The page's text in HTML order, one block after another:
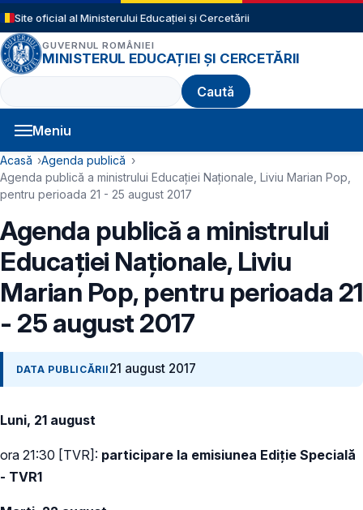
Sari la conținutul principal
Site oficial al Ministerului Educației și Cercetării
GUVERNUL ROMÂNIEI
MINISTERUL EDUCAȚIEI ȘI CERCETĂRII
Caută
Meniu
Navigație principală
Cale de navigare
Acasă
Agenda publică
Agenda publică a ministrului Educației Naționale, Liviu Marian Pop,
pentru perioada 21 - 25 august 2017
Agenda publică a ministrului
Educației Naționale, Liviu
Marian Pop, pentru perioada 21
- 25 august 2017
DATA PUBLICĂRII 21 august 2017
Luni, 21 august
ora 21:30 [TVR]: participare la emisiunea Ediție Specială
- TVR1